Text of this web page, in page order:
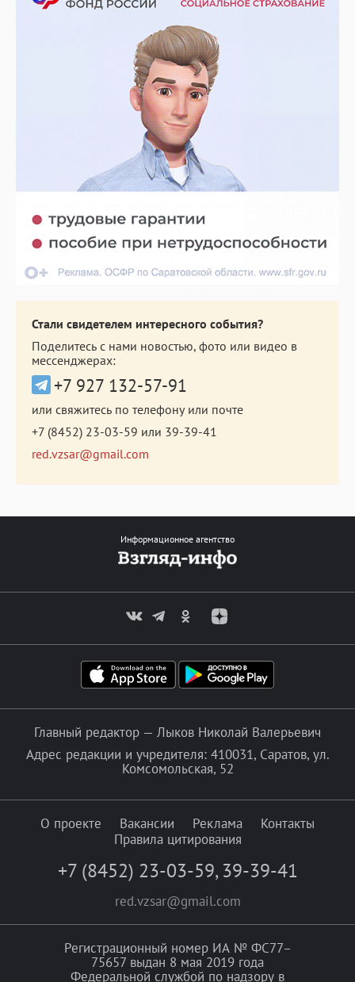
Стали свидетелем интересного события?
Поделитесь с нами новостью, фото или видео в
мессенджерах:
+7 927 132-57-91
или свяжитесь по телефону или почте
+7 (8452) 23-03-59 или 39-39-41
red.vzsar@gmail.com
Информационное агентство
Главный редактор — Лыков Николай Валерьевич
Адрес редакции и учредителя: 410031, Саратов, ул.
Комсомольская, 52
О проекте Вакансии Реклама
Контакты
Правила цитирования
+7 (8452) 23-03-59, 39-39-41
red.vzsar@gmail.com
Регистрационный номер ИА № ФС77–
75657 выдан 8 мая 2019 года
Федеральной службой по надзору в